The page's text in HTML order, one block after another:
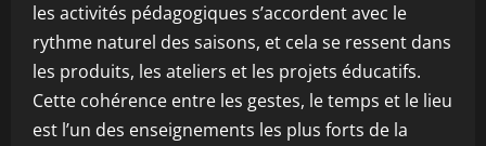
les activités pédagogiques s’accordent avec le
rythme naturel des saisons, et cela se ressent dans
les produits, les ateliers et les projets éducatifs.
Cette cohérence entre les gestes, le temps et le lieu
est l’un des enseignements les plus forts de la